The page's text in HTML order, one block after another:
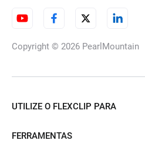
água IA
Copyright © 2026 PearlMountain
UTILIZE O FLEXCLIP PARA
FERRAMENTAS